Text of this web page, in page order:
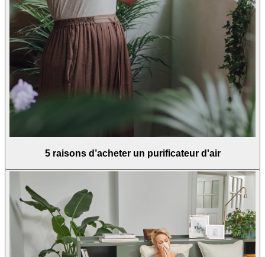
5 raisons d’acheter un purificateur d'air